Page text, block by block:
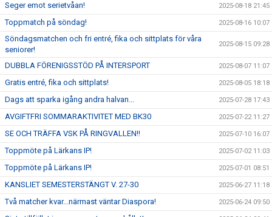
Seger emot serietvåan! 2025-08-18 21:45
Toppmatch på söndag! 2025-08-16 10:07
Söndagsmatchen och fri entré, fika och sittplats för våra
seniorer!
2025-08-15 09:28
DUBBLA FÖRENIGSSTÖD PÅ INTERSPORT 2025-08-07 11:07
Gratis entré, fika och sittplats! 2025-08-05 18:18
Dags att sparka igång andra halvan... 2025-07-28 17:43
AVGIFTFRI SOMMARAKTIVITET MED BK30 2025-07-22 11:27
SE OCH TRÄFFA VSK PÅ RINGVALLEN!! 2025-07-10 16:07
Toppmöte på Lärkans IP! 2025-07-02 11:03
Toppmöte på Lärkans IP! 2025-07-01 08:51
KANSLIET SEMESTERSTÄNGT V. 27-30 2025-06-27 11:18
Två matcher kvar...närmast väntar Diaspora! 2025-06-24 09:50